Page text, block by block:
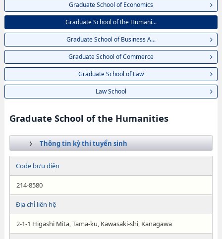
Graduate School of Economics
Graduate School of the Humani...
Graduate School of Business A...
Graduate School of Commerce
Graduate School of Law
Law School
Graduate School of the Humanities
Thông tin kỳ thi tuyển sinh
Code bưu điện
214-8580
Địa chỉ liên hệ
2-1-1 Higashi Mita, Tama-ku, Kawasaki-shi, Kanagawa